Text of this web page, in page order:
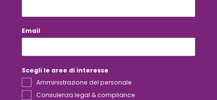
l
c
y
e
Email *
Scegli le aree di interesse *
Amministrazione del personale
Consulenza legal & compliance